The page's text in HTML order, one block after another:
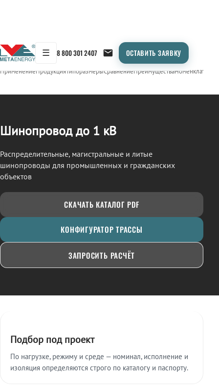
☰ 8 800 301 2407 ОСТАВИТЬ ЗАЯВКУ
← Продукция/ШИНОПРОВОД
ПрименениеПродукцияТипоразмерыСравнениеПреимуществаНоменклатура
Шинопровод до 1 кВ
Распределительные, магистральные и литые
шинопроводы для промышленных и гражданских
объектов
СКАЧАТЬ КАТАЛОГ PDF
КОНФИГУРАТОР ТРАССЫ
ЗАПРОСИТЬ РАСЧЁТ
Подбор под проект
По нагрузке, режиму и среде — номинал, исполнение и
изоляция определяются строго по каталогу и паспорту.